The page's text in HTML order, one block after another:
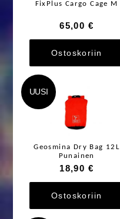
FixPlus Cargo Cage M
65,00 €
Ostoskoriin
UUSI
Geosmina Dry Bag 12L
Punainen
18,90 €
Ostoskoriin